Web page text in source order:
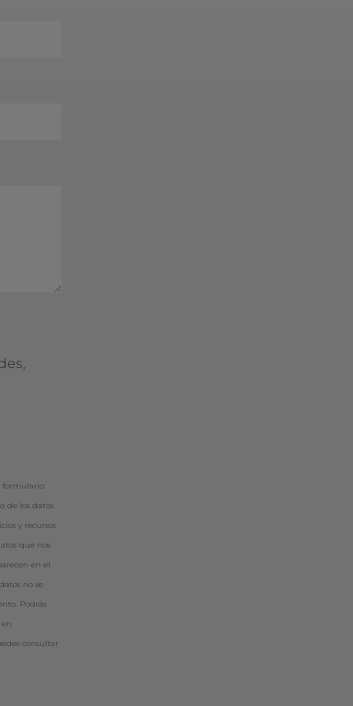
formulario
de los datos
y recursos
que nos
en el
no se
Podrás
consultar